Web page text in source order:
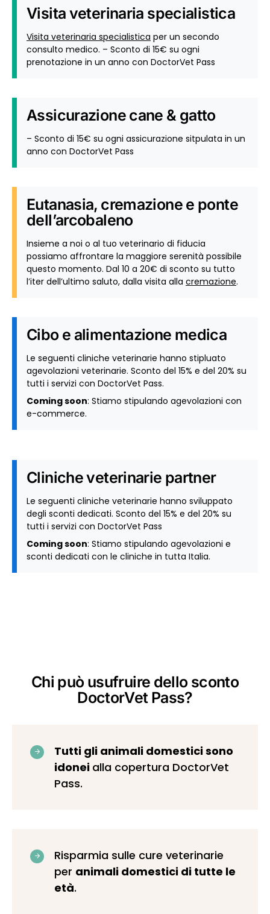
Visita veterinaria specialistica
Visita veterinaria specialistica per un secondo
consulto medico. – Sconto di 15€ su ogni
prenotazione in un anno con DoctorVet Pass
Assicurazione cane & gatto
– Sconto di 15€ su ogni assicurazione sitpulata in un
anno con DoctorVet Pass
Eutanasia, cremazione e ponte
dell’arcobaleno
Insieme a noi o al tuo veterinario di fiducia
possiamo affrontare la maggiore serenità possibile
questo momento. Dal 10 a 20€ di sconto su tutto
l’iter dell’ultimo saluto, dalla visita alla cremazione.
Cibo e alimentazione medica
Le seguenti cliniche veterinarie hanno stipluato
agevolazioni veterinarie. Sconto del 15% e del 20% su
tutti i servizi con DoctorVet Pass.
Coming soon: Stiamo stipulando agevolazioni con
e-commerce.
Cliniche veterinarie partner
Le seguenti cliniche veterinarie hanno sviluppato
degli sconti dedicati. Sconto del 15% e del 20% su
tutti i servizi con DoctorVet Pass
Coming soon: Stiamo stipulando agevolazioni e
sconti dedicati con le cliniche in tutta Italia.
Chi può usufruire dello sconto
DoctorVet Pass?
Tutti gli animali domestici sono
idonei alla copertura DoctorVet
Pass.
Risparmia sulle cure veterinarie
per animali domestici di tutte le
età.